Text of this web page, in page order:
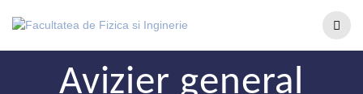
Avizier general